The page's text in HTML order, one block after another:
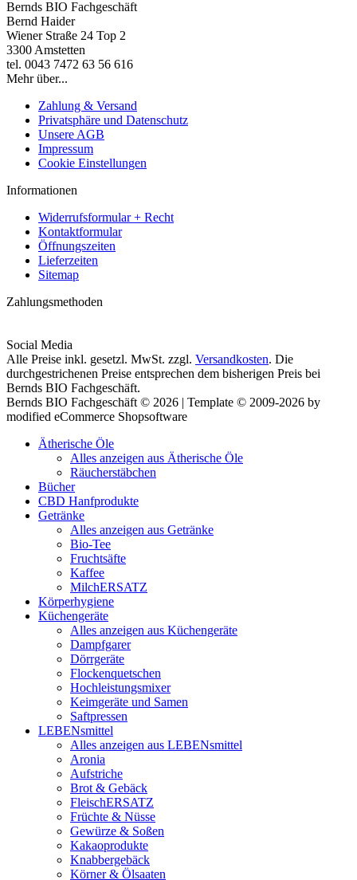
Bernds BIO Fachgeschäft
Bernd Haider
Wiener Straße 24 Top 2
3300 Amstetten
tel. 0043 7472 63 56 616
Mehr über...
Zahlung & Versand
Privatsphäre und Datenschutz
Unsere AGB
Impressum
Cookie Einstellungen
Informationen
Widerrufsformular + Recht
Kontaktformular
Öffnungszeiten
Lieferzeiten
Sitemap
Zahlungsmethoden
Social Media
Alle Preise inkl. gesetzl. MwSt. zzgl. Versandkosten. Die
durchgestrichenen Preise entsprechen dem bisherigen Preis bei
Bernds BIO Fachgeschäft.
Bernds BIO Fachgeschäft © 2026 | Template © 2009-2026 by
modified eCommerce Shopsoftware
Ätherische Öle
Alles anzeigen aus Ätherische Öle
Räucherstäbchen
Bücher
CBD Hanfprodukte
Getränke
Alles anzeigen aus Getränke
Bio-Tee
Fruchtsäfte
Kaffee
MilchERSATZ
Körperhygiene
Küchengeräte
Alles anzeigen aus Küchengeräte
Dampfgarer
Dörrgeräte
Flockenquetschen
Hochleistungsmixer
Keimgeräte und Samen
Saftpressen
LEBENsmittel
Alles anzeigen aus LEBENsmittel
Aronia
Aufstriche
Brot & Gebäck
FleischERSATZ
Früchte & Nüsse
Gewürze & Soßen
Kakaoprodukte
Knabbergebäck
Körner & Ölsaaten